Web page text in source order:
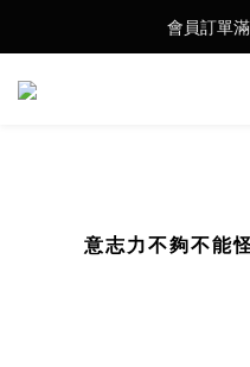
會員訂單
會員訂單
26SS' 夏
意志力不夠不能